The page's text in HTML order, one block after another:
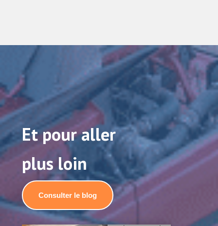
Et pour aller
plus loin
Consulter le blog